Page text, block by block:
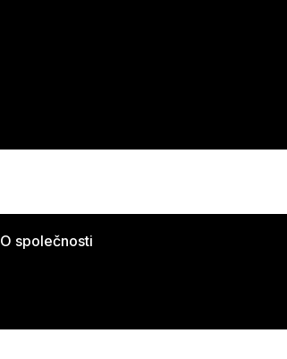
O společnosti